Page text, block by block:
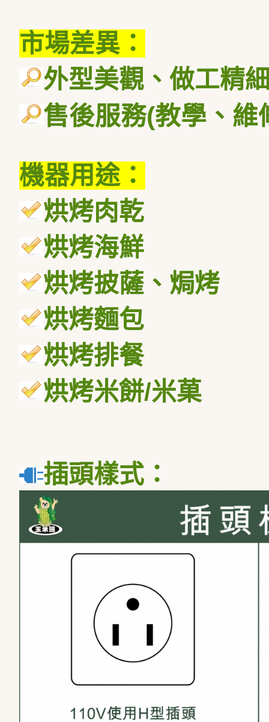
市場差異：
外型美觀、做工精
售後服務(教學、維
機器用途：
烘烤肉乾
烘烤海鮮
烘烤披薩、焗烤
烘烤麵包
烘烤排餐
烘烤米餅/米菓
插頭樣式：